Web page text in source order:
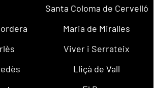
Santa Coloma de Cervelló
Maria de Miralles
Viver i Serrateix
Lliçà de Vall